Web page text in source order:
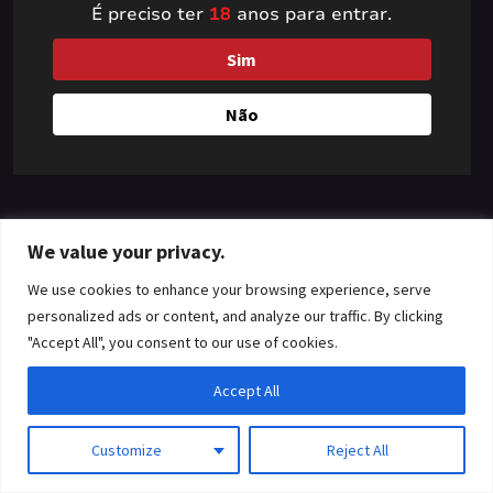
We value your privacy.
We use cookies to enhance your browsing experience, serve
personalized ads or content, and analyze our traffic. By clicking
"Accept All", you consent to our use of cookies.
Customize Reject All
Accept All
something amazing
— check back soon!
É preciso ter 18 anos para entrar.
Sim
Não